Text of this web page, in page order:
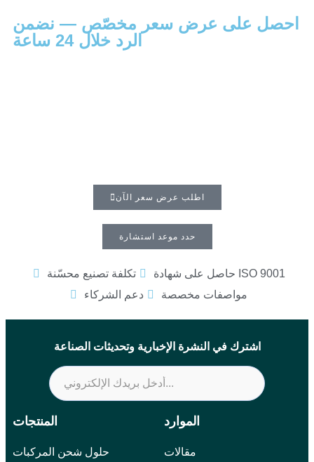
احصل على عرض سعر مخصّص — نضمن
الرد خلال 24 ساعة
اطلب عرض سعر الآن
حدد موعد استشارة
تكلفة تصنيع محسّنة
حاصل على شهادة ISO 9001
دعم الشركاء
مواصفات مخصصة
اشترك في النشرة الإخبارية وتحديثات الصناعة
المنتجات
حلول شحن المركبات
الموارد
مقالات